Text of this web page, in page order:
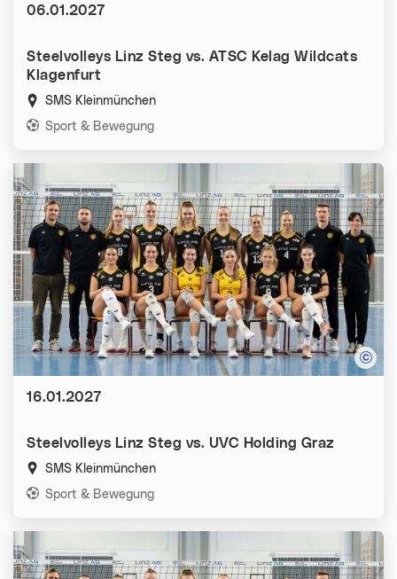
Steelvolleys Linz Steg vs. ATSC Kelag Wildcats
Klagenfurt
SMS Kleinmünchen
Kategorien:
Sport & Bewegung
Datum:
06.01.2027
Steelvolleys Linz Steg vs. UVC Holding Graz
SMS Kleinmünchen
Kategorien:
Sport & Bewegung
Datum:
16.01.2027